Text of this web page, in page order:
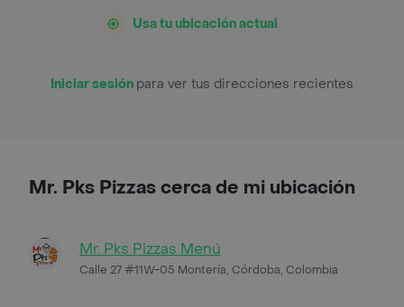
Usa tu ubicación actual
Iniciar sesión para ver tus direcciones recientes
Mr. Pks Pizzas cerca de mi ubicación
Mr. Pks Pizzas Menú
Calle 27 #11W-05 Montería, Córdoba, Colombia